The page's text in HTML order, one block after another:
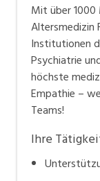
Mit über
Altersmedizin
Institutionen
Psychiatrie
höchste
Empathie –
Teams!
Ihre